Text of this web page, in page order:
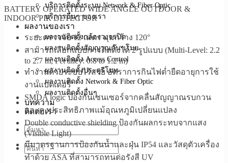
บริการติดตั้งระบบ Network & Fiber Optic
บริการอื่นๆ ของเรา
ผลงานของเรา
ผลงานติดตั้งกล้องวงจรปิด
ผลงานติดตั้งสัญญาณกันขโมย
ผลงานติดตั้ง Access Control
ผลงานติดตั้งประตูรีโมท
ผลงานติดตั้ง Network & Fiber Optic
ผลงานติดตั้งอื่นๆ
บทความ
ติดต่อเรา
BATTERY OPERATED WIDE ANGLE OUTDOOR &
INDOOR PIR DETECTOR
ระยะตรวจจับ 12 เมตร มุมกว้าง 120°
สามารถเลือกแบบการติดตั้งได้ 2 รูปแบบ (Multi-Level: 2.2
to 2.7 m, Pet alley: 0.8 to 1.2 m)
ทำงานด้วยระบบไร้สาย อัตราการกินไฟต่ำยืดอายุการใช้
งานแบตเตอรี่
SMDA logic ป้องกันเซนเซอร์จากคลื่นสัญญาณรบกวน
และคงประสิทธิภาพแม้อุณหภูมิเปลี่ยนแปลง
Double conductive shielding ป้องกันผลกระทบจากแสง
(Visible Light)
มีมาตรฐานการป้องกันน้ำและฝุ่น IP54 และวัสดุตัวเครื่อง
ทำด้วย ASA ที่สามารถทนต่อรังสี UV